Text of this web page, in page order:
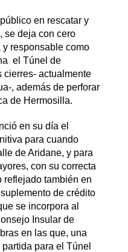
en rescatar y
se deja con cero
responsable como
el Túnel de
cierres- actualmente
, además de perforar
de Hermosilla.
en su día el
para cuando
de Aridane, y para
con su correcta
reflejado también en
de crédito
se incorpora al
Insular de
en las que, una
para el Túnel